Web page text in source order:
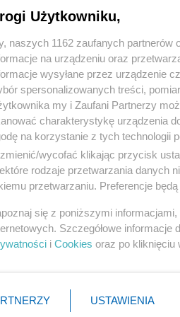
Polityka
Rosja
PiS
Prezydent
NATO
Użytkowniku,
naszych 1162 zaufanych
na urządzeniu oraz
wysyłane przez urządzenie
spersonalizowanych treści,
my i Zaufani Partnerzy
charakterystykę urządzenia
na korzystanie z tych technologii
wycofać klikając przycisk
rodzaje przetwarzania danych
przetwarzaniu. Preferencje
się z poniższymi
Szczegółowe
i Cookies oraz po kliknięciu
USTAWIENIA